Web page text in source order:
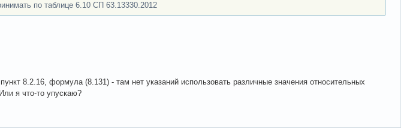
по таблице 6.10 СП 63.13330.2012
8.2.16, формула (8.131) - там нет указаний использовать различные значения относительных
я что-то упускаю?